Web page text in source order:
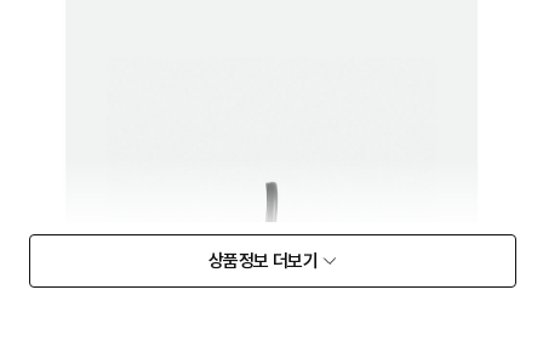
상품정보 더보기